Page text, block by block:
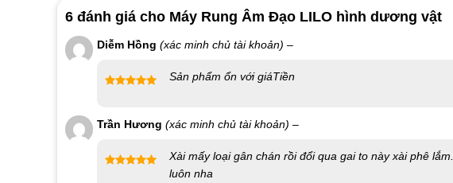
6 đánh giá cho Máy Rung Âm Đạo LILO hình dương vật
sao
Diễm Hồng (xác minh chủ tài khoản) –
Sản phẩm ổn với giáTiền
Trần Hương (xác minh chủ tài khoản) –
Xài mấy loại gân chán rồi đổi qua gai to này xài phê
luôn nha